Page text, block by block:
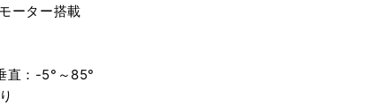
ーター搭載
直：-5°～85°